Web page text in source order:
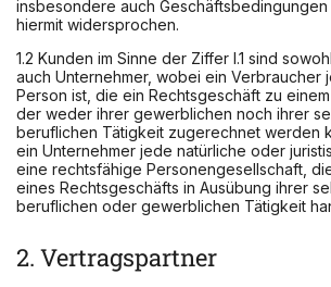
insbesondere auch
hiermit widersprochen.
1.2 Kunden im Sinne der Ziffer I.1 sind
auch Unternehmer, wobei ein Verbraucher
Person ist, die ein Rechtsgeschäft zu
der weder ihrer gewerblichen noch ihrer
beruflichen Tätigkeit zugerechnet werden
ein Unternehmer jede natürliche oder
eine rechtsfähige Personengesellschaft,
eines Rechtsgeschäfts in Ausübung ihrer
beruflichen oder gewerblichen Tätigkeit
2. Vertragspartner